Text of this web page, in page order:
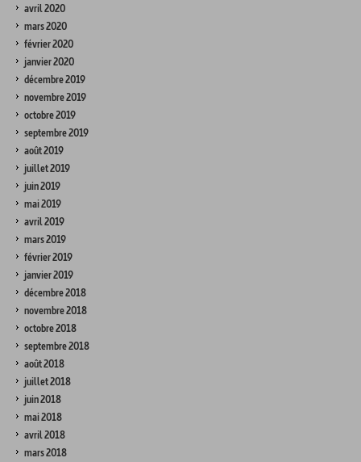
avril 2020
mars 2020
février 2020
janvier 2020
décembre 2019
novembre 2019
octobre 2019
septembre 2019
août 2019
juillet 2019
juin 2019
mai 2019
avril 2019
mars 2019
février 2019
janvier 2019
décembre 2018
novembre 2018
octobre 2018
septembre 2018
août 2018
juillet 2018
juin 2018
mai 2018
avril 2018
mars 2018